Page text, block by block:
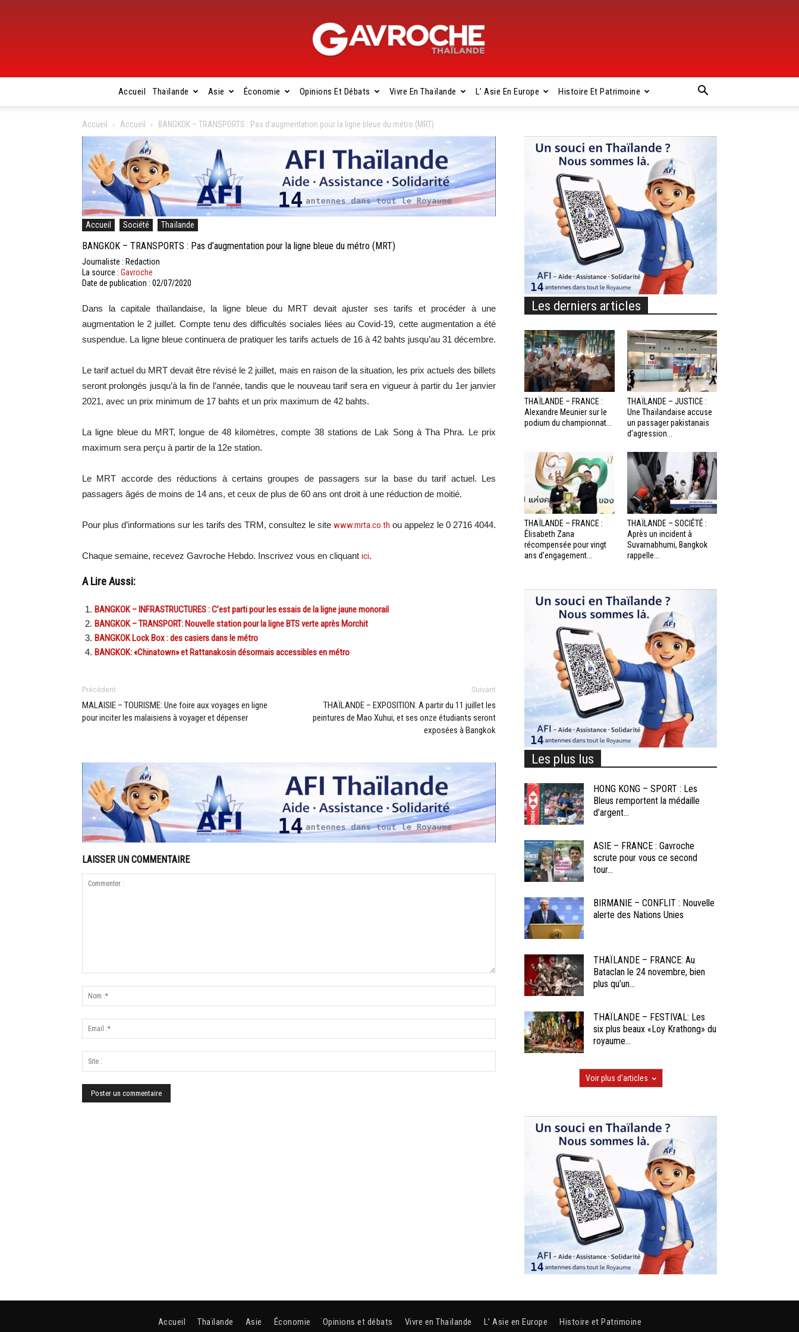
Gavroche
Thaïlande
Accueil Thaïlande Asie Économie Opinions Et Débats Vivre En Thaïlande L’ Asie En Europe Histoire Et Patrimoine
Accueil Accueil BANGKOK – TRANSPORTS : Pas d’augmentation pour la ligne bleue du métro (MRT)
Accueil Société Thaïlande
BANGKOK – TRANSPORTS : Pas d’augmentation pour la ligne bleue du métro (MRT)
Journaliste : Redaction
La source : Gavroche
Date de publication : 02/07/2020
Dans la capitale thaïlandaise, la ligne bleue du MRT devait ajuster ses tarifs et procéder à une
augmentation le 2 juillet. Compte tenu des difficultés sociales liées au Covid-19, cette augmentation a été
suspendue. La ligne bleue continuera de pratiquer les tarifs actuels de 16 à 42 bahts jusqu’au 31 décembre.
Le tarif actuel du MRT devait être révisé le 2 juillet, mais en raison de la situation, les prix actuels des billets
seront prolongés jusqu’à la fin de l’année, tandis que le nouveau tarif sera en vigueur à partir du 1er janvier
2021, avec un prix minimum de 17 bahts et un prix maximum de 42 bahts.
La ligne bleue du MRT, longue de 48 kilomètres, compte 38 stations de Lak Song à Tha Phra. Le prix
maximum sera perçu à partir de la 12e station.
Le MRT accorde des réductions à certains groupes de passagers sur la base du tarif actuel. Les
passagers âgés de moins de 14 ans, et ceux de plus de 60 ans ont droit à une réduction de moitié.
Pour plus d’informations sur les tarifs des TRM, consultez le site www.mrta.co.th ou appelez le 0 2716 4044.
Chaque semaine, recevez Gavroche Hebdo. Inscrivez vous en cliquant ici.
A Lire Aussi:
BANGKOK – INFRASTRUCTURES : C’est parti pour les essais de la ligne jaune monorail
BANGKOK – TRANSPORT: Nouvelle station pour la ligne BTS verte après Morchit
BANGKOK Lock Box : des casiers dans le métro
BANGKOK: «Chinatown» et Rattanakosin désormais accessibles en métro
Précédent
MALAISIE – TOURISME: Une foire aux voyages en ligne
pour inciter les malaisiens à voyager et dépenser
Suivant
THAÏLANDE – EXPOSITION: A partir du 11 juillet les
peintures de Mao Xuhui, et ses onze étudiants seront
exposées à Bangkok
LAISSER UN COMMENTAIRE
Les derniers articles
THAÏLANDE – FRANCE :
Alexandre Meunier sur le
podium du championnat...
THAÏLANDE – JUSTICE :
Une Thaïlandaise accuse
un passager pakistanais
d’agression...
THAÏLANDE – FRANCE :
Élisabeth Zana
récompensée pour vingt
ans d’engagement...
THAÏLANDE – SOCIÉTÉ :
Après un incident à
Suvarnabhumi, Bangkok
rappelle...
Les plus lus
HONG KONG – SPORT : Les
Bleus remportent la médaille
d’argent...
ASIE – FRANCE : Gavroche
scrute pour vous ce second
tour...
BIRMANIE – CONFLIT : Nouvelle
alerte des Nations Unies
THAÏLANDE – FRANCE: Au
Bataclan le 24 novembre, bien
plus qu’un...
THAÏLANDE – FESTIVAL: Les
six plus beaux «Loy Krathong» du
royaume...
Voir plus d'articles
Accueil Thaïlande Asie Économie Opinions et débats Vivre en Thaïlande L’ Asie en Europe Histoire et Patrimoine